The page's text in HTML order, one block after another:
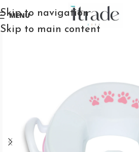
Skip to navigation
Skip to main content
MENU